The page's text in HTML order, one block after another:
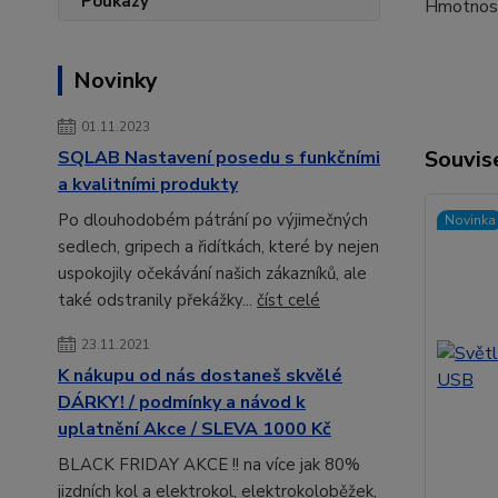
Novinky
01.11.2023
SQLAB Nastavení posedu s funkčními
a kvalitními produkty
Po dlouhodobém pátrání po výjimečných
sedlech, gripech a řidítkách, které by nejen
uspokojily očekávání našich zákazníků, ale
také odstranily překážky... číst celé
23.11.2021
K nákupu od nás dostaneš skvělé
DÁRKY! / podmínky a návod k
uplatnění Akce / SLEVA 1000 Kč
BLACK FRIDAY AKCE !! na více jak 80%
jizdních kol a elektrokol, elektrokoloběžek,
Novinka